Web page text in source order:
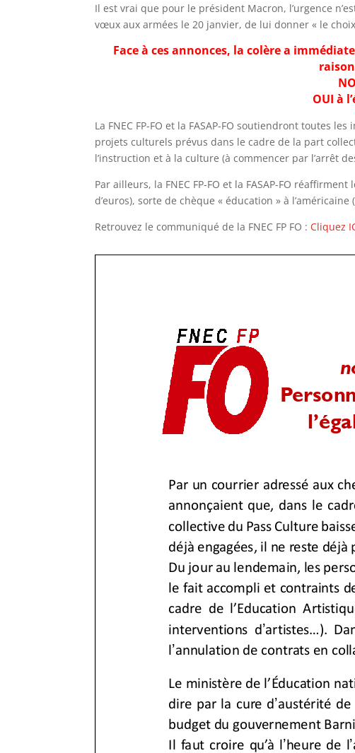
Il est vrai que pour le président Macron, l’urgence
vœux aux armées le 20 janvier, de lui donner « le
Face à ces annonces, la colère a
OUI à
La FNEC FP-FO et la FASAP-FO soutiendront toutes
projets culturels prévus dans le cadre de la part
l’instruction et à la culture (à commencer par l’arrêt
Par ailleurs, la FNEC FP-FO et la FASAP-FO
d’euros), sorte de chèque « éducation » à
Retrouvez le communiqué de la FNEC FP FO :Cliquez